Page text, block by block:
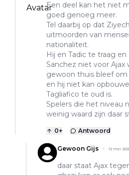
Een deel kan het niet
goed genoeg meer.
Tel daarbij op dat
uitmoorden van
nationaliteit.
Hij en Tadic te traag en
Sanchez niet voor Ajax
gewoon thuis bleef
en hij niet kan
Tagliafico te oud is.
Spelers die het niveau
weinig waard zijn daar
0+ Antwoord
Gewoon Gijs 12 mei
daar staat Ajax